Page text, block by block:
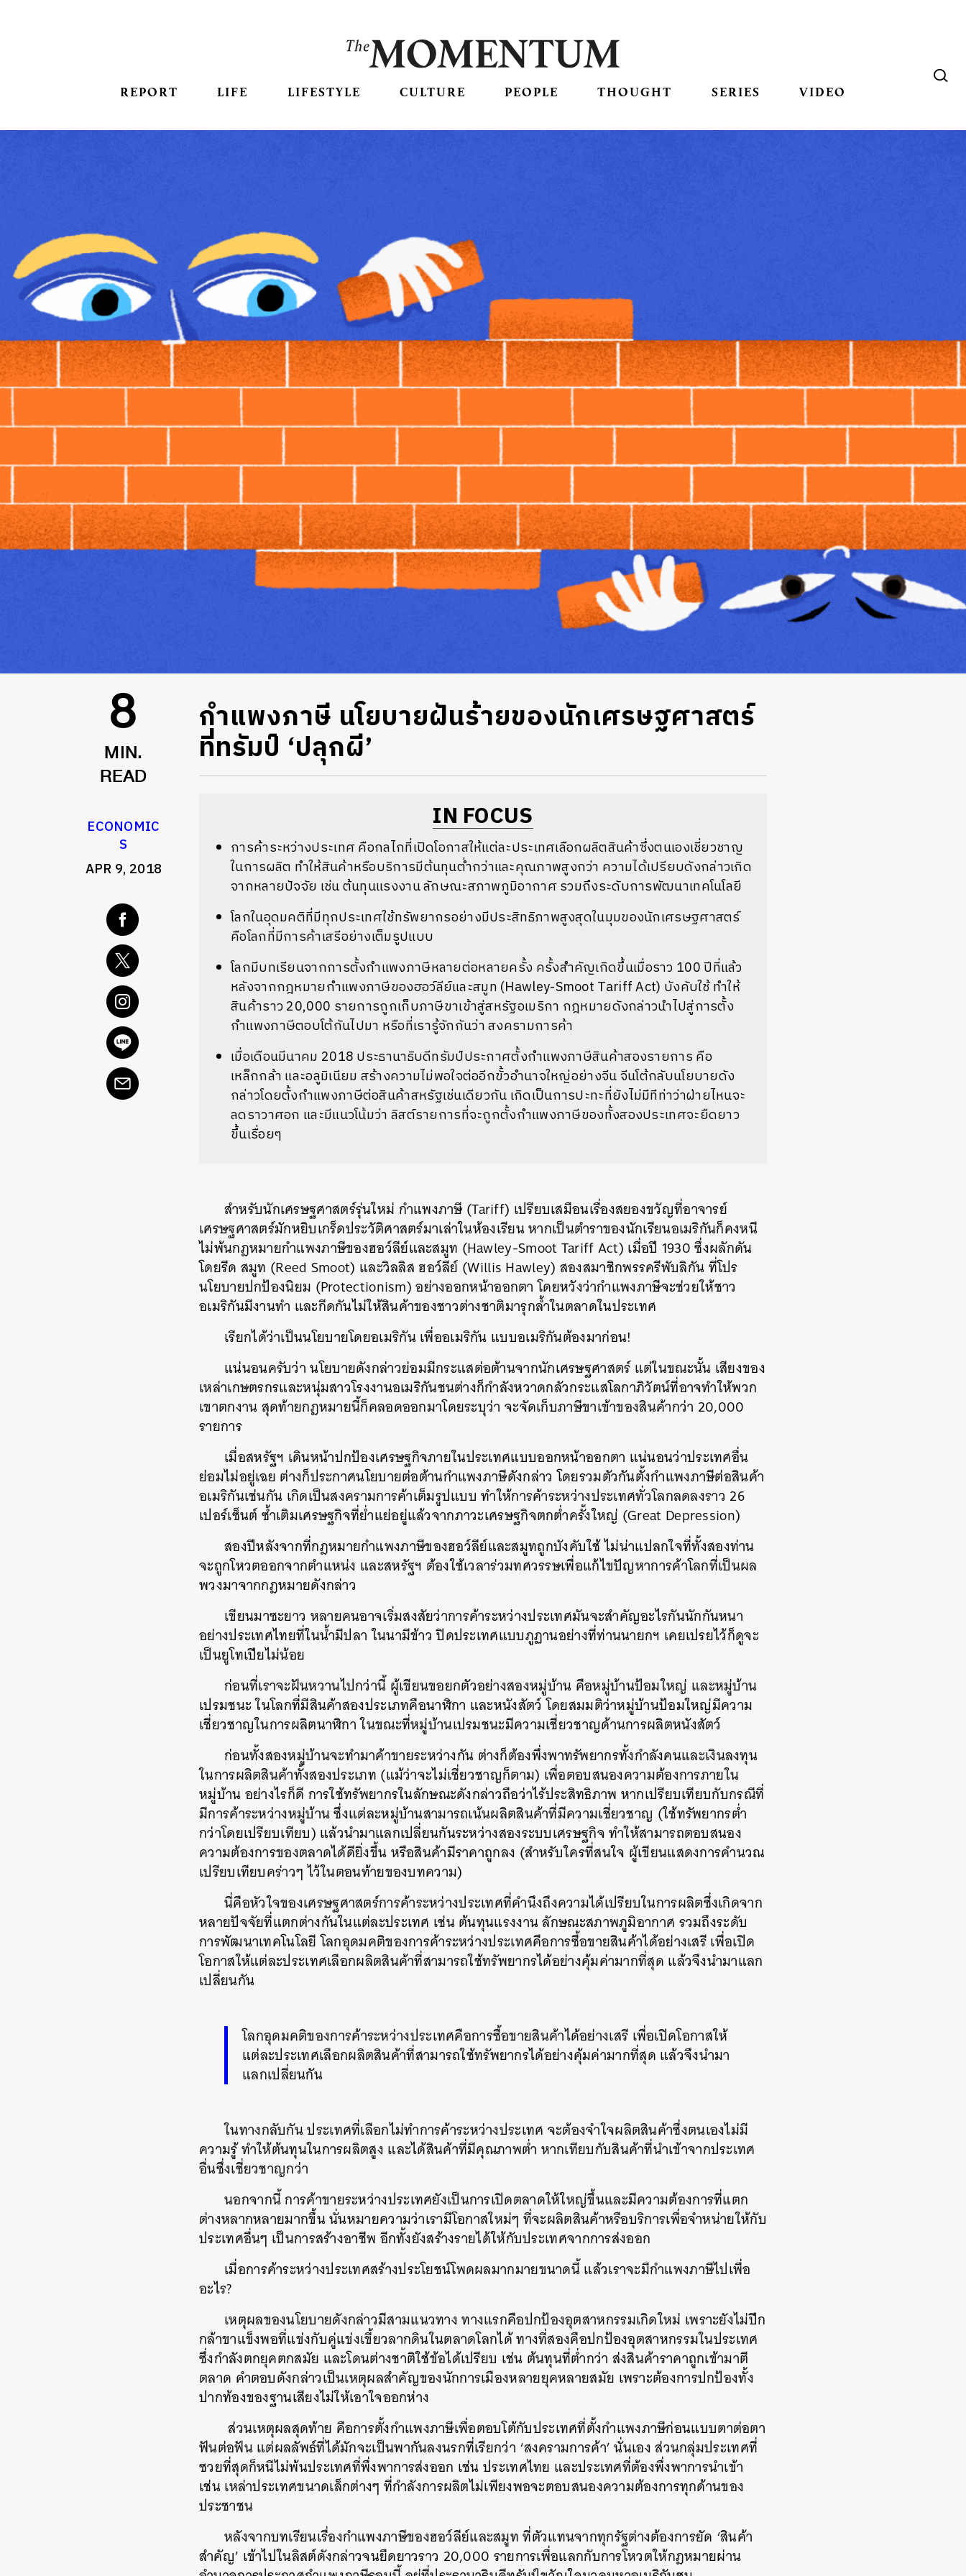
REPORT LIFE LIFESTYLE CULTURE PEOPLE THOUGHT SERIES VIDEO
8
MIN.
READ
ECONOMIC
S
APR 9, 2018
กำแพงภาษี นโยบายฝันร้ายของนักเศรษฐศาสตร์
ที่ทรัมป์ ‘ปลุกผี’
IN FOCUS
การค้าระหว่างประเทศ คือกลไกที่เปิดโอกาสให้แต่ละประเทศเลือกผลิตสินค้าซึ่งตนเองเชี่ยวชาญ
ในการผลิต ทำให้สินค้าหรือบริการมีต้นทุนต่ำกว่าและคุณภาพสูงกว่า ความได้เปรียบดังกล่าวเกิด
จากหลายปัจจัย เช่น ต้นทุนแรงงาน ลักษณะสภาพภูมิอากาศ รวมถึงระดับการพัฒนาเทคโนโลยี
โลกในอุดมคติที่มีทุกประเทศใช้ทรัพยากรอย่างมีประสิทธิภาพสูงสุดในมุมของนักเศรษฐศาสตร์
คือโลกที่มีการค้าเสรีอย่างเต็มรูปแบบ
โลกมีบทเรียนจากการตั้งกำแพงภาษีหลายต่อหลายครั้ง ครั้งสำคัญเกิดขึ้นเมื่อราว 100 ปีที่แล้ว
หลังจากกฎหมายกำแพงภาษีของฮอว์ลีย์และสมูท (Hawley-Smoot Tariff Act) บังคับใช้ ทำให้
สินค้าราว 20,000 รายการถูกเก็บภาษีขาเข้าสู่สหรัฐอเมริกา กฎหมายดังกล่าวนำไปสู่การตั้ง
กำแพงภาษีตอบโต้กันไปมา หรือที่เรารู้จักกันว่า สงครามการค้า
เมื่อเดือนมีนาคม 2018 ประธานาธิบดีทรัมป์ประกาศตั้งกำแพงภาษีสินค้าสองรายการ คือ
เหล็กกล้า และอลูมิเนียม สร้างความไม่พอใจต่ออีกขั้วอำนาจใหญ่อย่างจีน จีนโต้กลับนโยบายดัง
กล่าวโดยตั้งกำแพงภาษีต่อสินค้าสหรัฐเช่นเดียวกัน เกิดเป็นการปะทะที่ยังไม่มีทีท่าว่าฝ่ายไหนจะ
ลดราวาศอก และมีแนวโน้มว่า ลิสต์รายการที่จะถูกตั้งกำแพงภาษีของทั้งสองประเทศจะยืดยาว
ขึ้นเรื่อยๆ
สำหรับนักเศรษฐศาสตร์รุ่นใหม่ กำแพงภาษี (Tariff) เปรียบเสมือนเรื่องสยองขวัญที่อาจารย์
เศรษฐศาสตร์มักหยิบเกร็ดประวัติศาสตร์มาเล่าในห้องเรียน หากเป็นตำราของนักเรียนอเมริกันก็คงหนี
ไม่พ้นกฎหมายกำแพงภาษีของฮอว์ลีย์และสมูท (Hawley-Smoot Tariff Act) เมื่อปี 1930 ซึ่งผลักดัน
โดยรีด สมูท (Reed Smoot) และวิลลิส ฮอว์ลีย์ (Willis Hawley) สองสมาชิกพรรครีพับลิกัน ที่โปร
นโยบายปกป้องนิยม (Protectionism) อย่างออกหน้าออกตา โดยหวังว่ากำแพงภาษีจะช่วยให้ชาว
อเมริกันมีงานทำ และกีดกันไม่ให้สินค้าของชาวต่างชาติมารุกล้ำในตลาดในประเทศ
เรียกได้ว่าเป็นนโยบายโดยอเมริกัน เพื่ออเมริกัน แบบอเมริกันต้องมาก่อน!
แน่นอนครับว่า นโยบายดังกล่าวย่อมมีกระแสต่อต้านจากนักเศรษฐศาสตร์ แต่ในขณะนั้น เสียงของ
เหล่าเกษตรกรและหนุ่มสาวโรงงานอเมริกันชนต่างก็กำลังหวาดกลัวกระแสโลกาภิวัตน์ที่อาจทำให้พวก
เขาตกงาน สุดท้ายกฎหมายนี้ก็คลอดออกมาโดยระบุว่า จะจัดเก็บภาษีขาเข้าของสินค้ากว่า 20,000
รายการ
เมื่อสหรัฐฯ เดินหน้าปกป้องเศรษฐกิจภายในประเทศแบบออกหน้าออกตา แน่นอนว่าประเทศอื่น
ย่อมไม่อยู่เฉย ต่างก็ประกาศนโยบายต่อต้านกำแพงภาษีดังกล่าว โดยรวมตัวกันตั้งกำแพงภาษีต่อสินค้า
อเมริกันเช่นกัน เกิดเป็นสงครามการค้าเต็มรูปแบบ ทำให้การค้าระหว่างประเทศทั่วโลกลดลงราว 26
เปอร์เซ็นต์ ซ้ำเติมเศรษฐกิจที่ย่ำแย่อยู่แล้วจากภาวะเศรษฐกิจตกต่ำครั้งใหญ่ (Great Depression)
สองปีหลังจากที่กฎหมายกำแพงภาษีของฮอว์ลีย์และสมูทถูกบังคับใช้ ไม่น่าแปลกใจที่ทั้งสองท่าน
จะถูกโหวตออกจากตำแหน่ง และสหรัฐฯ ต้องใช้เวลาร่วมทศวรรษเพื่อแก้ไขปัญหาการค้าโลกที่เป็นผล
พวงมาจากกฎหมายดังกล่าว
เขียนมาซะยาว หลายคนอาจเริ่มสงสัยว่าการค้าระหว่างประเทศมันจะสำคัญอะไรกันนักกันหนา
อย่างประเทศไทยที่ในน้ำมีปลา ในนามีข้าว ปิดประเทศแบบภูฏานอย่างที่ท่านนายกฯ เคยเปรยไว้ก็ดูจะ
เป็นยูโทเปียไม่น้อย
ก่อนที่เราจะฝันหวานไปกว่านี้ ผู้เขียนขอยกตัวอย่างสองหมู่บ้าน คือหมู่บ้านป้อมใหญ่ และหมู่บ้าน
เปรมชนะ ในโลกที่มีสินค้าสองประเภทคือนาฬิกา และหนังสัตว์ โดยสมมติว่าหมู่บ้านป้อมใหญ่มีความ
เชี่ยวชาญในการผลิตนาฬิกา ในขณะที่หมู่บ้านเปรมชนะมีความเชี่ยวชาญด้านการผลิตหนังสัตว์
ก่อนทั้งสองหมู่บ้านจะทำมาค้าขายระหว่างกัน ต่างก็ต้องพึ่งพาทรัพยากรทั้งกำลังคนและเงินลงทุน
ในการผลิตสินค้าทั้งสองประเภท (แม้ว่าจะไม่เชี่ยวชาญก็ตาม) เพื่อตอบสนองความต้องการภายใน
หมู่บ้าน อย่างไรก็ดี การใช้ทรัพยากรในลักษณะดังกล่าวถือว่าไร้ประสิทธิภาพ หากเปรียบเทียบกับกรณีที่
มีการค้าระหว่างหมู่บ้าน ซึ่งแต่ละหมู่บ้านสามารถเน้นผลิตสินค้าที่มีความเชี่ยวชาญ (ใช้ทรัพยากรต่ำ
กว่าโดยเปรียบเทียบ) แล้วนำมาแลกเปลี่ยนกันระหว่างสองระบบเศรษฐกิจ ทำให้สามารถตอบสนอง
ความต้องการของตลาดได้ดียิ่งขึ้น หรือสินค้ามีราคาถูกลง (สำหรับใครที่สนใจ ผู้เขียนแสดงการคำนวณ
เปรียบเทียบคร่าวๆ ไว้ในตอนท้ายของบทความ)
นี่คือหัวใจของเศรษฐศาสตร์การค้าระหว่างประเทศที่คำนึงถึงความได้เปรียบในการผลิตซึ่งเกิดจาก
หลายปัจจัยที่แตกต่างกันในแต่ละประเทศ เช่น ต้นทุนแรงงาน ลักษณะสภาพภูมิอากาศ รวมถึงระดับ
การพัฒนาเทคโนโลยี โลกอุดมคติของการค้าระหว่างประเทศคือการซื้อขายสินค้าได้อย่างเสรี เพื่อเปิด
โอกาสให้แต่ละประเทศเลือกผลิตสินค้าที่สามารถใช้ทรัพยากรได้อย่างคุ้มค่ามากที่สุด แล้วจึงนำมาแลก
เปลี่ยนกัน
โลกอุดมคติของการค้าระหว่างประเทศคือการซื้อขายสินค้าได้อย่างเสรี เพื่อเปิดโอกาสให้
แต่ละประเทศเลือกผลิตสินค้าที่สามารถใช้ทรัพยากรได้อย่างคุ้มค่ามากที่สุด แล้วจึงนำมา
แลกเปลี่ยนกัน
ในทางกลับกัน ประเทศที่เลือกไม่ทำการค้าระหว่างประเทศ จะต้องจำใจผลิตสินค้าซึ่งตนเองไม่มี
ความรู้ ทำให้ต้นทุนในการผลิตสูง และได้สินค้าที่มีคุณภาพต่ำ หากเทียบกับสินค้าที่นำเข้าจากประเทศ
อื่นซึ่งเชี่ยวชาญกว่า
นอกจากนี้ การค้าขายระหว่างประเทศยังเป็นการเปิดตลาดให้ใหญ่ขึ้นและมีความต้องการที่แตก
ต่างหลากหลายมากขึ้น นั่นหมายความว่าเรามีโอกาสใหม่ๆ ที่จะผลิตสินค้าหรือบริการเพื่อจำหน่ายให้กับ
ประเทศอื่นๆ เป็นการสร้างอาชีพ อีกทั้งยังสร้างรายได้ให้กับประเทศจากการส่งออก
เมื่อการค้าระหว่างประเทศสร้างประโยชน์โพดผลมากมายขนาดนี้ แล้วเราจะมีกำแพงภาษีไปเพื่อ
อะไร?
เหตุผลของนโยบายดังกล่าวมีสามแนวทาง ทางแรกคือปกป้องอุตสาหกรรมเกิดใหม่ เพราะยังไม่ปีก
กล้าขาแข็งพอที่แข่งกับคู่แข่งเขี้ยวลากดินในตลาดโลกได้ ทางที่สองคือปกป้องอุตสาหกรรมในประเทศ
ซึ่งกำลังตกยุคตกสมัย และโดนต่างชาติใช้ข้อได้เปรียบ เช่น ต้นทุนที่ต่ำกว่า ส่งสินค้าราคาถูกเข้ามาตี
ตลาด คำตอบดังกล่าวเป็นเหตุผลสำคัญของนักการเมืองหลายยุคหลายสมัย เพราะต้องการปกป้องทั้ง
ปากท้องของฐานเสียงไม่ให้เอาใจออกห่าง
ส่วนเหตุผลสุดท้าย คือการตั้งกำแพงภาษีเพื่อตอบโต้กับประเทศที่ตั้งกำแพงภาษีก่อนแบบตาต่อตา
ฟันต่อฟัน แต่ผลลัพธ์ที่ได้มักจะเป็นพากันลงนรกที่เรียกว่า ‘สงครามการค้า’ นั่นเอง ส่วนกลุ่มประเทศที่
ซวยที่สุดก็หนีไม่พ้นประเทศที่พึ่งพาการส่งออก เช่น ประเทศไทย และประเทศที่ต้องพึ่งพาการนำเข้า
เช่น เหล่าประเทศขนาดเล็กต่างๆ ที่กำลังการผลิตไม่เพียงพอจะตอบสนองความต้องการทุกด้านของ
ประชาชน
หลังจากบทเรียนเรื่องกำแพงภาษีของฮอว์ลีย์และสมูท ที่ตัวแทนจากทุกรัฐต่างต้องการยัด ‘สินค้า
สำคัญ’ เข้าไปในลิสต์ดังกล่าวจนยืดยาวราว 20,000 รายการเพื่อแลกกับการโหวตให้กฎหมายผ่าน
SHARE TWEET LINE EMAIL